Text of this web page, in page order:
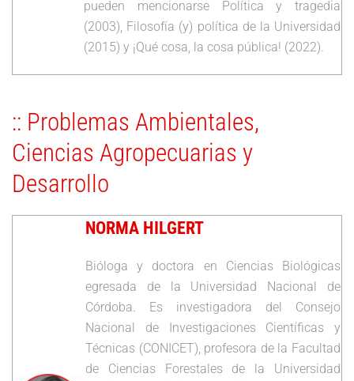
pueden mencionarse Política y tragedia
(2003), Filosofía (y) política de la Universidad
(2015) y ¡Qué cosa, la cosa pública! (2022).
:: Problemas Ambientales,
Ciencias Agropecuarias y
Desarrollo
NORMA HILGERT
Bióloga y doctora en Ciencias Biológicas
egresada de la Universidad Nacional de
Córdoba. Es investigadora del Consejo
Nacional de Investigaciones Científicas y
Técnicas (CONICET), profesora de la Facultad
de Ciencias Forestales de la Universidad